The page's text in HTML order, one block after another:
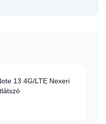
13 4G/LTE Nexeri